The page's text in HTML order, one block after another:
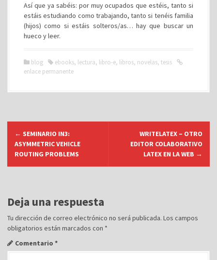
Así que ya sabéis: por muy ocupados que estéis, tanto si
estáis estudiando como trabajando, tanto si tenéis familia
(hijos) como si estáis solteros/as… hay que buscar un
hueco y leer.
blog ebooks, lectura, libro-e, libros, novelas, tesis
enlace permanente
e
a
c
i
ó
n
← SEMINARIO IN3:
ASYMMETRIC VEHICLE
ROUTING PROBLEMS
WRITELATEX – OTRO
EDITOR COLABORATIVO
LATEX EN LA WEB →
Deja una respuesta
Tu dirección de correo electrónico no será publicada. Los campos
obligatorios están marcados con *
Comentario *